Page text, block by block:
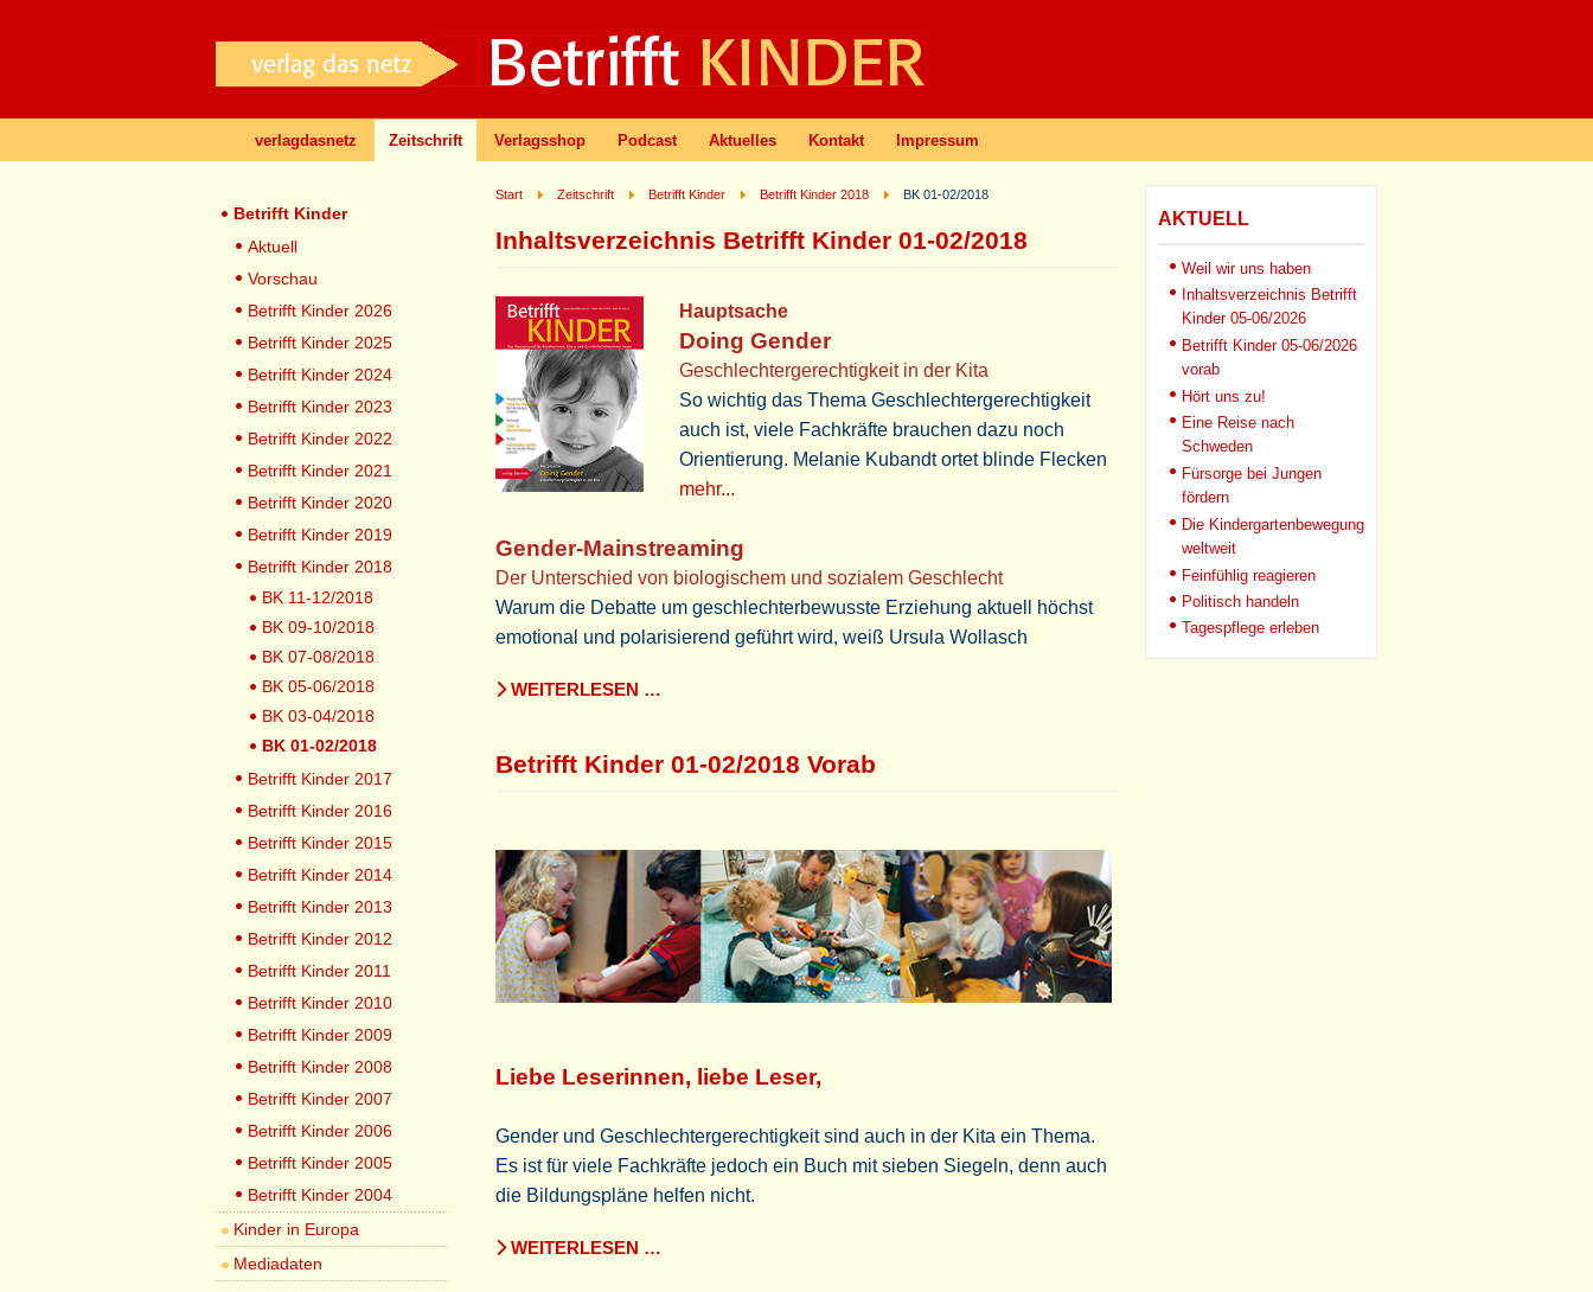
verlagdasnetz Zeitschrift Verlagsshop Podcast Aktuelles Kontakt Impressum
Start Zeitschrift Betrifft Kinder Betrifft Kinder 2018 BK 01-02/2018
Inhaltsverzeichnis Betrifft Kinder 01-02/2018
Hauptsache
Doing Gender
Geschlechtergerechtigkeit in der Kita
So wichtig das Thema Geschlechtergerechtigkeit
auch ist, viele Fachkräfte brauchen dazu noch
Orientierung. Melanie Kubandt ortet blinde Flecken
mehr...
Gender-Mainstreaming
Der Unterschied von biologischem und sozialem Geschlecht
Warum die Debatte um geschlechterbewusste Erziehung aktuell höchst
emotional und polarisierend geführt wird, weiß Ursula Wollasch
WEITERLESEN …
Betrifft Kinder 01-02/2018 Vorab
Liebe Leserinnen, liebe Leser,
Gender und Geschlechtergerechtigkeit sind auch in der Kita ein Thema.
Es ist für viele Fachkräfte jedoch ein Buch mit sieben Siegeln, denn auch
die Bildungspläne helfen nicht.
WEITERLESEN …
Betrifft Kinder
Aktuell
Vorschau
Betrifft Kinder 2026
Betrifft Kinder 2025
Betrifft Kinder 2024
Betrifft Kinder 2023
Betrifft Kinder 2022
Betrifft Kinder 2021
Betrifft Kinder 2020
Betrifft Kinder 2019
Betrifft Kinder 2018
BK 11-12/2018
BK 09-10/2018
BK 07-08/2018
BK 05-06/2018
BK 03-04/2018
BK 01-02/2018
Betrifft Kinder 2017
Betrifft Kinder 2016
Betrifft Kinder 2015
Betrifft Kinder 2014
Betrifft Kinder 2013
Betrifft Kinder 2012
Betrifft Kinder 2011
Betrifft Kinder 2010
Betrifft Kinder 2009
Betrifft Kinder 2008
Betrifft Kinder 2007
Betrifft Kinder 2006
Betrifft Kinder 2005
Betrifft Kinder 2004
Kinder in Europa
Mediadaten
AKTUELL
Weil wir uns haben
Inhaltsverzeichnis Betrifft
Kinder 05-06/2026
Betrifft Kinder 05-06/2026
vorab
Hört uns zu!
Eine Reise nach
Schweden
Fürsorge bei Jungen
fördern
Die Kindergartenbewegung
weltweit
Feinfühlig reagieren
Politisch handeln
Tagespflege erleben